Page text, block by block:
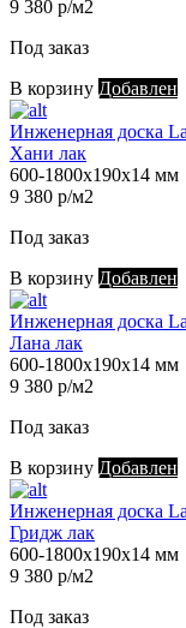
9 380 р/м2
Под заказ
В корзину Добавлен
Инженерная доска
Хани лак
600-1800х190х14 мм
9 380 р/м2
Под заказ
В корзину Добавлен
Инженерная доска
Лана лак
600-1800х190х14 мм
9 380 р/м2
Под заказ
В корзину Добавлен
Инженерная доска
Гридж лак
600-1800х190х14 мм
9 380 р/м2
Под заказ